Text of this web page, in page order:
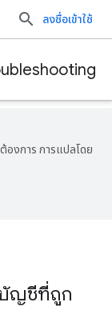
ลงชื่อเข้าใช้
องการ การแปลโดย
ญชีที่ถูก